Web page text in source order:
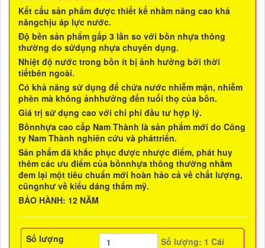
Kết cấu sản phẩm được thiết kế nhằm nâng cao khả
năngchịu áp lực nước.
Độ bền sản phẩm gấp 3 lần so với bồn nhựa thông
thường do sửdụng nhựa chuyên dụng.
Nhiệt độ nước trong bồn ít bị ảnh hưởng bởi thời
tiếtbên ngoài.
Có khả năng sử dụng để chứa nước nhiễm mặn, nhiễm
phèn mà không ảnhhưởng đến tuổi thọ của bồn.
Giá trị sử dụng cao với chi phí đầu tư hợp lý.
Bồnnhựa cao cấp Nam Thành là sản phẩm mới do Công
ty Nam Thành nghiên cứu và pháttriển.
Sản phẩm đă khắc phục được nhược điểm, phát huy
thêm các ưu điểm của bồnnhựa thông thường nhằm
đem lại một tiêu chuẩn mới hoàn hảo cả về chất lượng,
cũngnhư về kiểu dáng thẩm mỹ.
BẢO HÀNH: 12 NĂM
Số lượng Số lượng: 1 Cái